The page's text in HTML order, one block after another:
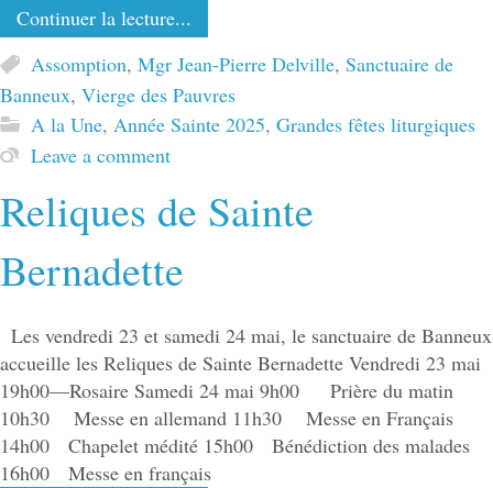
Continuer la lecture...
Assomption, Mgr Jean-Pierre Delville, Sanctuaire de
Banneux, Vierge des Pauvres
A la Une, Année Sainte 2025, Grandes fêtes liturgiques
Leave a comment
Reliques de Sainte
Bernadette
Les vendredi 23 et samedi 24 mai, le sanctuaire de Banneux
accueille les Reliques de Sainte Bernadette Vendredi 23 mai
19h00—Rosaire Samedi 24 mai 9h00 Prière du matin
10h30 Messe en allemand 11h30 Messe en Français
14h00 Chapelet médité 15h00 Bénédiction des malades
16h00 Messe en français